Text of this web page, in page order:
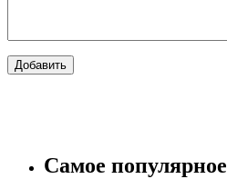
Самое популярное